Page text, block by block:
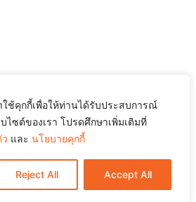
ใช้คุกกี้เพื่อให้ท่านได้รับประสบการณ์
ไซต์ของเรา โปรดศึกษาเพิ่มเติมที่
และ นโยบายคุกกี้
Reject All Accept All